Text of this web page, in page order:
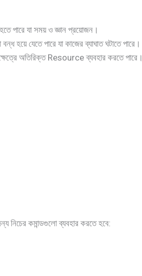
পারে যা সময় ও জ্ঞান প্রয়োজন।
হয়ে যেতে পারে যা কাজের ব্যাঘাত ঘটাতে পারে।
ক্ষেত্রে অতিরিক্ত Resource ব্যবহার করতে পারে।
কমান্ডগুলো ব্যবহার করতে হবে: